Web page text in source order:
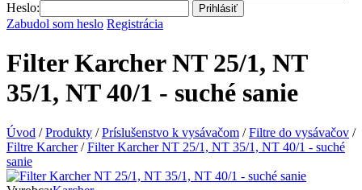
Heslo:
Prihlásiť
Zabudol som heslo Registrácia
Filter Karcher NT 25/1, NT
35/1, NT 40/1 - suché sanie
Úvod / Produkty / Príslušenstvo k vysávačom / Filtre do vysávačov /
Filtre Karcher / Filter Karcher NT 25/1, NT 35/1, NT 40/1 - suché
sanie